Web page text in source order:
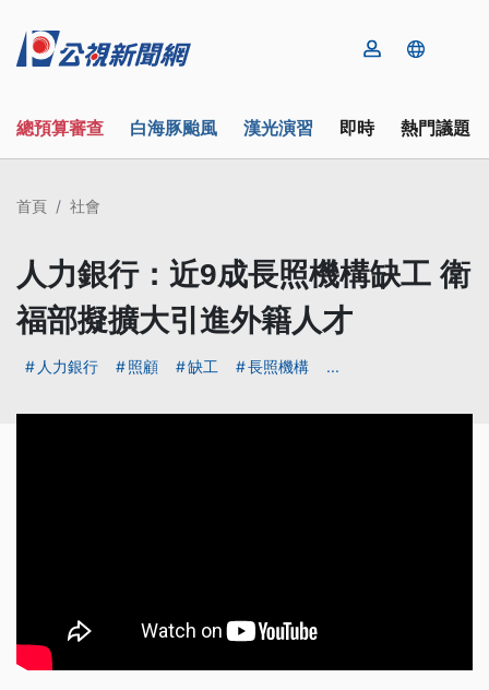
總預算審查 白海豚颱風 漢光演習 即時 熱門議題
首頁 社會
人力銀行：近9成長照機構缺工 衛
福部擬擴大引進外籍人才
人力銀行 照顧 缺工 長照機構 ...